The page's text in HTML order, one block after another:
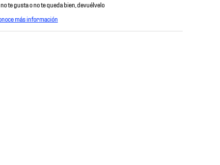
te gusta o no te queda bien, devuélvelo
más información